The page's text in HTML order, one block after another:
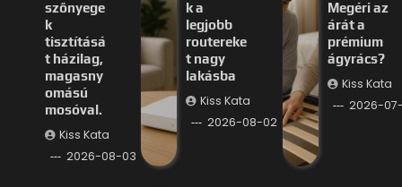
szőnyege
k
tisztításá
t házilag,
magasny
omású
mosóval.
Kiss Kata
2026-08-03
k a
legjobb
routereke
t nagy
lakásba
Kiss Kata
2026-08-02
Megéri az
árát a
prémium
ágyrács?
Kiss Kata
2026-